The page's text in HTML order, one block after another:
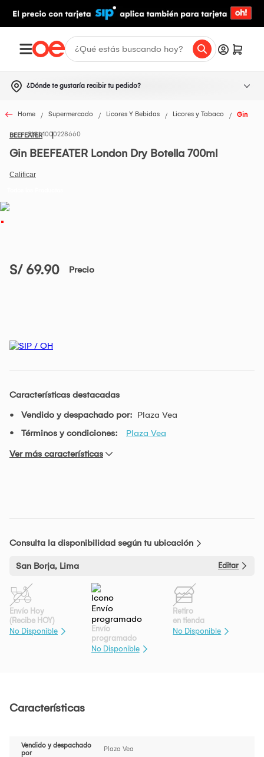
¿Dónde te gustaría recibir tu pedido?
Home Supermercado Licores Y Bebidas Licores y Tabaco Gin
BEEFEATER1000228660
Gin BEEFEATER London Dry Botella 700ml
S/ 69.90 Precio
Características destacadas
Vendido y despachado por: Plaza Vea
Términos y condiciones:
Plaza Vea
Ver más características
Consulta la disponibilidad según tu ubicación
San Borja, Lima Editar
Envío Hoy
(Recibe HOY)
No Disponible
Envío
programado
No Disponible
Retiro
en tienda
No Disponible
Características
Vendido y despachado
por
Plaza Vea